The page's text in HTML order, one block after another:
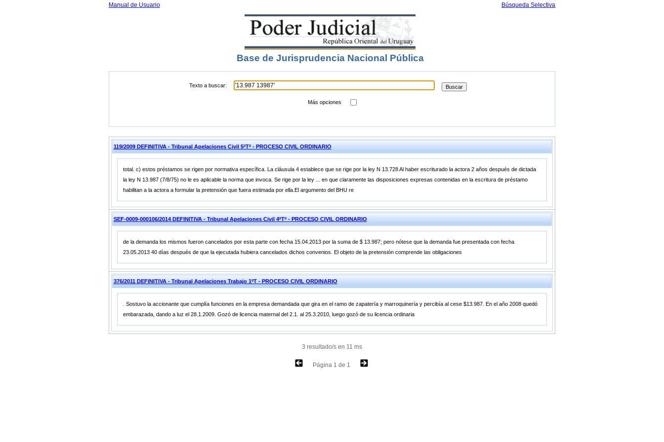
Manual de Usuario Búsqueda Selectiva
Base de Jurisprudencia Nacional Pública
Texto a buscar:
Más opciones
119/2009 DEFINITIVA - Tribunal Apelaciones Civil 5ºTº - PROCESO CIVIL ORDINARIO
total. c) estos préstamos se rigen por normativa específica. La cláusula 4 establece que se rige por la ley N 13.728 Al haber escriturado la actora 2 años después de dictada
la ley N 13.987 (7/8/75) no le es aplicable la norma que invoca. Se rige por la ley ... en que claramente las disposiciones expresas contenidas en la escritura de préstamo
habilitan a la actora a formular la pretensión que fuera estimada por ella.El argumento del BHU re
SEF-0009-000106/2014 DEFINITIVA - Tribunal Apelaciones Civil 4ºTº - PROCESO CIVIL ORDINARIO
de la demanda los mismos fueron cancelados por esta parte con fecha 15.04.2013 por la suma de $ 13.987; pero nótese que la demanda fue presentada con fecha
23.05.2013 40 días después de que la ejecutada hubiera cancelados dichos convenios. El objeto de la pretensión comprende las obligaciones
376/2011 DEFINITIVA - Tribunal Apelaciones Trabajo 1ºT - PROCESO CIVIL ORDINARIO
. Sostuvo la accionante que cumplía funciones en la empresa demandada que gira en el ramo de zapatería y marroquinería y percibía al cese $13.987. En el año 2008 quedó
embarazada, dando a luz el 28.1.2009. Gozó de licencia maternal del 2.1. al 25.3.2010, luego gozó de su licencia ordinaria
3 resultado/s en 11 ms
Página 1 de 1